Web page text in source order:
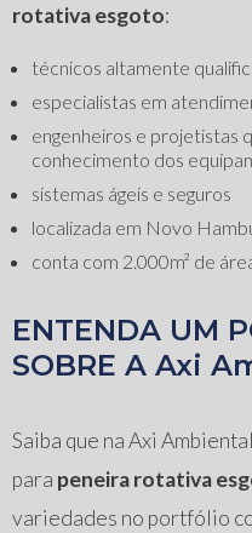
rotativa esgoto:
técnicos altamente
especialistas em
engenheiros e projetistas
conhecimento dos
sistemas ágeis e seguros
localizada em Novo
conta com 2.000m² de
ENTENDA UM
SOBRE A Axi
Saiba que na Axi
para peneira rotativa
variedades no portfólio